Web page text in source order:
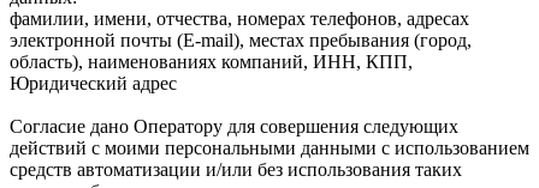
фамилии, имени, отчества, номерах телефонов, адресах
электронной почты (E-mail), местах пребывания (город,
область), наименованиях компаний, ИНН, КПП,
Юридический адрес
Согласие дано Оператору для совершения следующих
действий с моими персональными данными с использованием
средств автоматизации и/или без использования таких